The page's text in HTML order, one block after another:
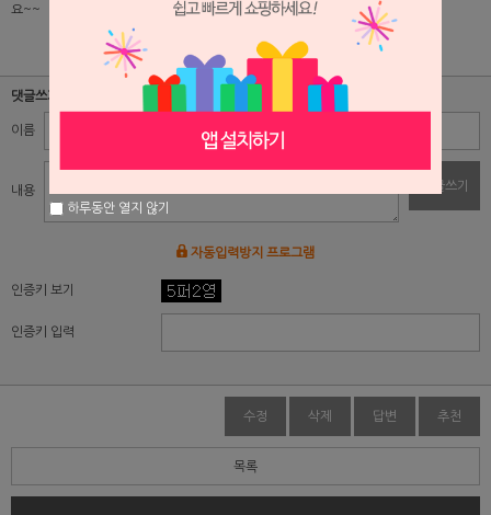
요~~
댓글쓰기
이름 비밀번호
내용 댓글쓰기
자동입력방지 프로그램
인증키 보기
인증키 입력
수정 삭제 답변 추천
목록
하루동안 열지 않기